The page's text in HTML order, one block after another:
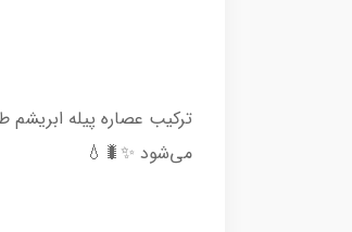
ترکیب عصاره پیله
می‌شود ✨🐛💧